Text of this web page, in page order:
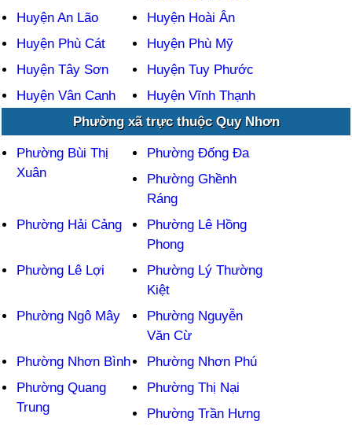
Huyện An Lão
Huyện Hoài Ân
Huyện Phù Cát
Huyện Phù Mỹ
Huyện Tây Sơn
Huyện Tuy Phước
Huyện Vân Canh
Huyện Vĩnh Thạnh
Phường xã trực thuộc Quy Nhơn
Phường Bùi Thị
Xuân
Phường Đống Đa
Phường Ghềnh
Ráng
Phường Hải Cảng
Phường Lê Hồng
Phong
Phường Lê Lợi
Phường Lý Thường
Kiệt
Phường Ngô Mây
Phường Nguyễn
Văn Cừ
Phường Nhơn Bình
Phường Nhơn Phú
Phường Quang
Trung
Phường Thị Nại
Phường Trần Hưng